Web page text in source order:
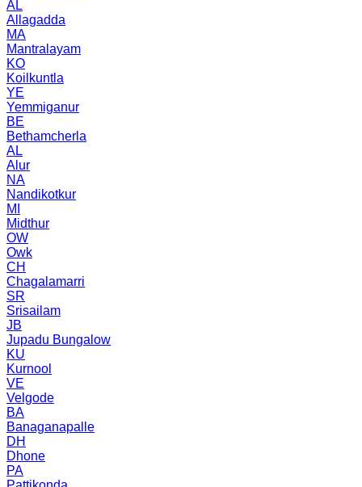
AL
Allagadda
MA
Mantralayam
KO
Koilkuntla
YE
Yemmiganur
BE
Bethamcherla
AL
Alur
NA
Nandikotkur
MI
Midthur
OW
Owk
CH
Chagalamarri
SR
Srisailam
JB
Jupadu Bungalow
KU
Kurnool
VE
Velgode
BA
Banaganapalle
DH
Dhone
PA